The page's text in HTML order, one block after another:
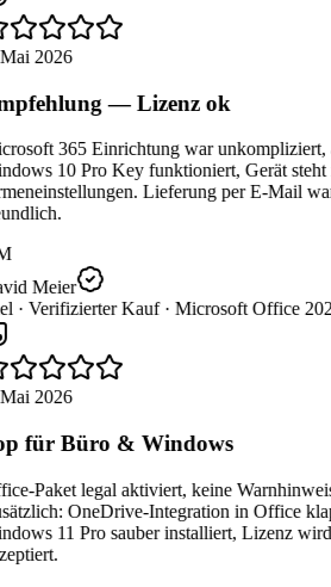
2026
— Lizenz ok
365 Einrichtung war unkompliziert,
10 Pro Key funktioniert, Gerät steht
Lieferung per E-Mail
Meier
· Verifizierter Kauf · Microsoft Office
2026
für Büro & Windows
Paket legal aktiviert, keine
OneDrive-Integration in Office
11 Pro sauber installiert, Lizenz